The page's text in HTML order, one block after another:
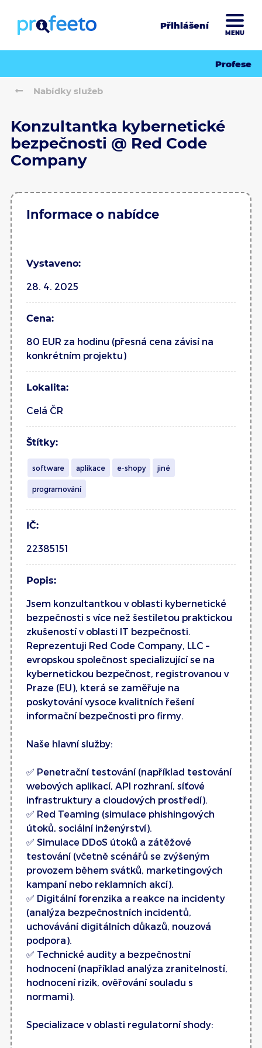
Přihlášení
MENU
Profese
Nabídky služeb
Konzultantka kybernetické
bezpečnosti @ Red Code
Company
Informace o nabídce
Vystaveno:
28. 4. 2025
Cena:
80 EUR za hodinu (přesná cena závisí na
konkrétním projektu)
Lokalita:
Celá ČR
Štítky:
software aplikace e-shopy jiné
programování
IČ:
22385151
Popis:
Jsem konzultantkou v oblasti kybernetické
bezpečnosti s více než šestiletou praktickou
zkušeností v oblasti IT bezpečnosti.
Reprezentuji Red Code Company, LLC –
evropskou společnost specializující se na
kybernetickou bezpečnost, registrovanou v
Praze (EU), která se zaměřuje na
poskytování vysoce kvalitních řešení
informační bezpečnosti pro firmy.
Naše hlavní služby:
✅ Penetrační testování (například testování
webových aplikací, API rozhraní, síťové
infrastruktury a cloudových prostředí).
✅ Red Teaming (simulace phishingových
útoků, sociální inženýrství).
✅ Simulace DDoS útoků a zátěžové
testování (včetně scénářů se zvýšeným
provozem během svátků, marketingových
kampaní nebo reklamních akcí).
✅ Digitální forenzika a reakce na incidenty
(analýza bezpečnostních incidentů,
uchovávání digitálních důkazů, nouzová
podpora).
✅ Technické audity a bezpečnostní
hodnocení (například analýza zranitelností,
hodnocení rizik, ověřování souladu s
normami).
Specializace v oblasti regulatorní shody: